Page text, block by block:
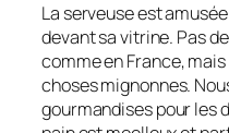
La serveuse est
devant sa vitrine. Pas
comme en France,
choses mignonnes.
gourmandises pour les